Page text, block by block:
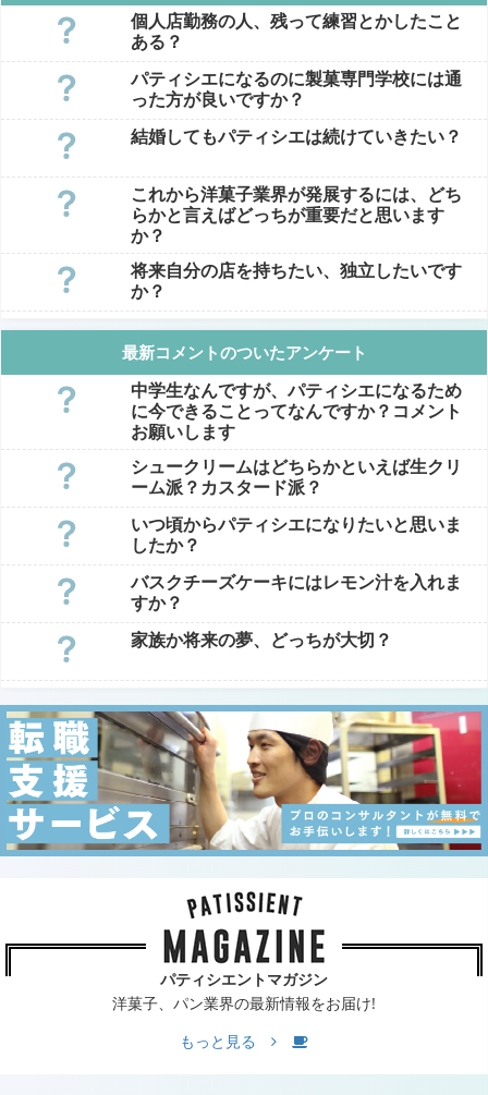
個人店勤務の人、残って練習とかしたこと
ある？
パティシエになるのに製菓専門学校には通
った方が良いですか？
結婚してもパティシエは続けていきたい？
これから洋菓子業界が発展するには、どち
らかと言えばどっちが重要だと思います
か？
将来自分の店を持ちたい、独立したいです
か？
最新コメントのついたアンケート
中学生なんですが、パティシエになるため
に今できることってなんですか？コメント
お願いします
シュークリームはどちらかといえば生クリ
ーム派？カスタード派？
いつ頃からパティシエになりたいと思いま
したか？
バスクチーズケーキにはレモン汁を入れま
すか？
家族か将来の夢、どっちが大切？
パティシエントマガジン
洋菓子、パン業界の最新情報をお届け!
もっと見る